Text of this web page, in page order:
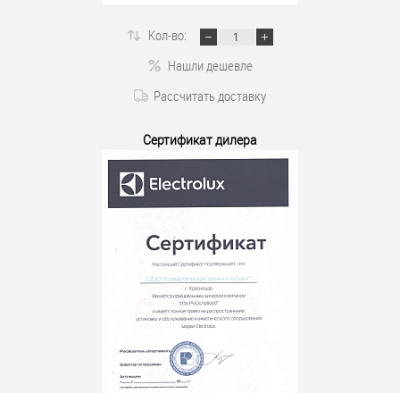
Кол-во:
Нашли дешевле
Рассчитать доставку
Сертификат дилера